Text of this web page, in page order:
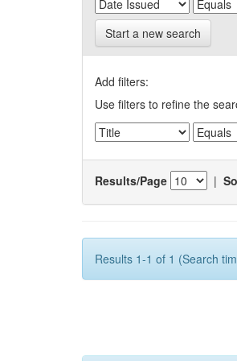
Start a new search
Add filters:
Use filters to refine the
Results/Page |
Results 1-1 of 1 (Search